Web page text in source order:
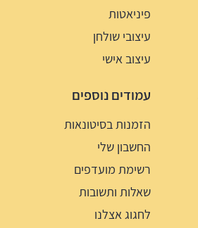
פיניאטות
עיצובי שולחן
עיצוב אישי
עמודים נוספים
הזמנות בסיטונאות
החשבון שלי
רשימת מועדפים
שאלות ותשובות
לחגוג אצלנו